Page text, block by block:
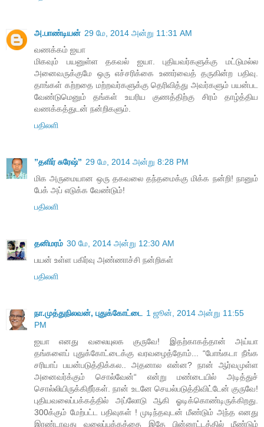
அ.பாண்டியன் 29 மே, 2014 அன்று 11:31 AM
வணக்கம் ஐயா
மிகவும் பயனுள்ள தகவல் ஐயா. புதியவர்களுக்கு மட்டுமல்ல
அனைவருக்குமே ஒரு எச்சரிக்கை உணர்வைத் தருகின்ற பதிவு.
தாங்கள் கற்றதை மற்றவர்களுக்கு தெரிவித்து அவர்களும் பயன்பட
வேண்டுமெனும் தங்கள் உயரிய குணத்திற்கு சிரம் தாழ்த்திய
வணக்கத்துடன் நன்றிகளும்.
பதிலளி
”தளிர் சுரேஷ்” 29 மே, 2014 அன்று 8:28 PM
மிக அருமையான ஒரு தகவலை தந்தமைக்கு மிக்க நன்றி! நானும்
பேக் அப் எடுக்க வேண்டும்!
பதிலளி
தனிமரம் 30 மே, 2014 அன்று 12:30 AM
பயன் உள்ள பகிர்வு அண்ணாச்சி நன்றிகள்
பதிலளி
நா.முத்துநிலவன், புதுக்கோட்டை
1 ஜூன், 2014 அன்று 11:55
PM
ஐயா எனது வலையுலக குருவே! இதற்காகத்தான் அய்யா
தங்களைப் புதுக்கோட்டைக்கு வரவழைத்தோம்... “போங்கடா நீங்க
சரியாப் பயன்படுத்திக்கல.. அதனால என்ன? நான் ஆர்வமுள்ள
அனைவர்க்கும் சொல்வேன்“ என்று மண்டையில் அடித்துச்
சொல்லியிருக்கிறீர்கள். நான் உடனே செயல்படுத்திவிட்டேன் குருவே!
புதியவலைப்பக்கத்தில் அப்லோடு ஆகி ஓடிக்கொண்டிருக்கிறது.
300க்கும் மேற்பட்ட பதிவுகள் ! முடிந்தவுடன் மீண்டும் அந்த எனது
இரண்டாவது வலைப்பக்கத்தை இதே பின்னூட்டத்தில் மீண்டும்